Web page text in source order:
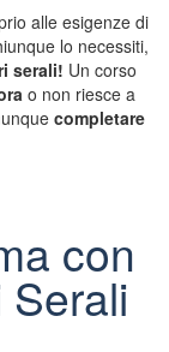
alle esigenze di
lo necessiti,
serali! Un corso
o non riesce a
completare
con